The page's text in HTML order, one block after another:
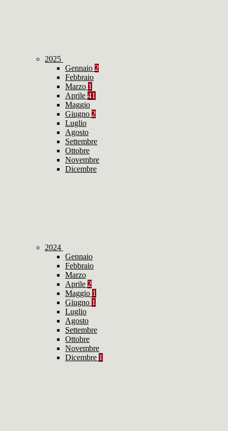
2025
Gennaio 2
Febbraio
Marzo 1
Aprile 41
Maggio
Giugno 2
Luglio
Agosto
Settembre
Ottobre
Novembre
Dicembre
2024
Gennaio
Febbraio
Marzo
Aprile 2
Maggio 1
Giugno 1
Luglio
Agosto
Settembre
Ottobre
Novembre
Dicembre 1